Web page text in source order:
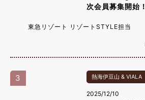
次会員募集開始！
東急リゾート リゾートSTYLE担当
3 熱海伊豆山 & VIALA
2025/12/10